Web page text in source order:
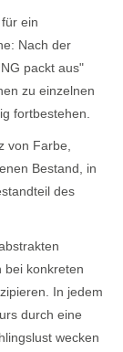
ein
Nach der
packt aus"
zu einzelnen
fortbestehen.
von Farbe,
Bestand, in
des
bei konkreten
In jedem
durch eine
wecken